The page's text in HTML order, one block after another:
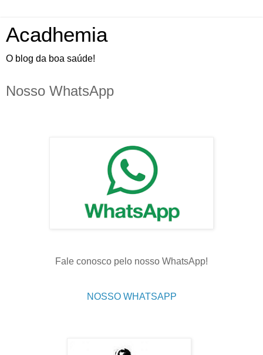
Acadhemia
O blog da boa saúde!
Nosso WhatsApp
Fale conosco pelo nosso WhatsApp!
NOSSO WHATSAPP